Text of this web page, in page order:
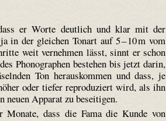
er Worte deutlich und klar mit der
in der gleichen Tonart auf 5 – 10 m vom
weit vernehmen lässt, sinnt er schon
Phonographen bestehen bis jetzt darin,
Ton herauskommen und dass, je
oder tiefer reproduziert wird, als ihn
neuen Apparat zu beseitigen.
Monate, dass die Fama die Kunde von